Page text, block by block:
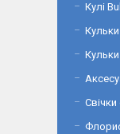
Кулі
Кульки
Свічки